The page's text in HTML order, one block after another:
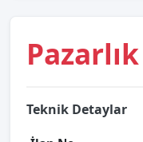
Pazarlık
Teknik Detaylar